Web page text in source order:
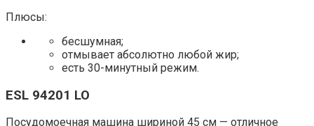
Плюсы:
бесшумная;
отмывает абсолютно любой жир;
есть 30-минутный режим.
ESL 94201 LO
Посудомоечная машина шириной 45 см — отличное